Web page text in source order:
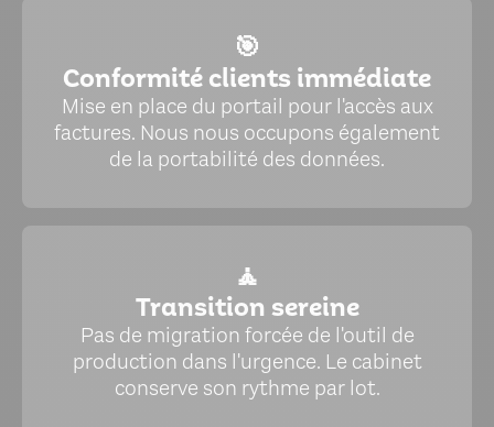
🎯
Conformité clients immédiate
Mise en place du portail pour l'accès aux
factures. Nous nous occupons également
de la portabilité des données.
🧘
Transition sereine
Pas de migration forcée de l'outil de
production dans l'urgence. Le cabinet
conserve son rythme par lot.